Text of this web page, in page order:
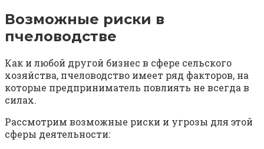
Возможные риски в
пчеловодстве
Как и любой другой бизнес в сфере сельского
хозяйства, пчеловодство имеет ряд факторов, на
которые предприниматель повлиять не всегда в
силах.
Рассмотрим возможные риски и угрозы для этой
сферы деятельности: